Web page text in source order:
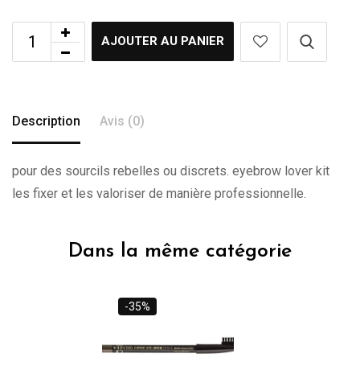
AJOUTER AU PANIER
Description Avis (0)
pour des sourcils rebelles ou discrets. eyebrow lover kit
les fixer et les valoriser de manière professionnelle.
Dans la même catégorie
-35%